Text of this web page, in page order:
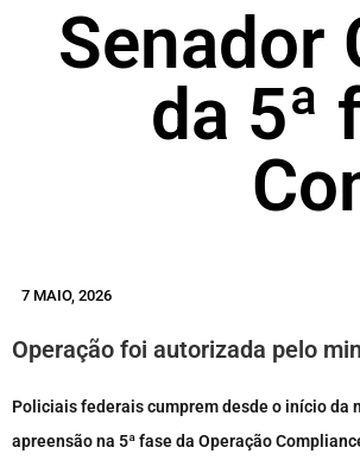
Senador
da 5ª
7 MAIO, 2026
Operação foi autorizada pelo
Policiais federais cumprem desde o início da
apreensão na 5ª fase da Operação